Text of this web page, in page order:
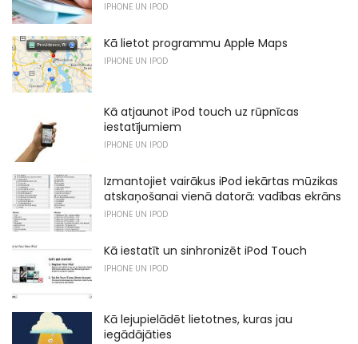
IPHONE UN IPOD
Kā lietot programmu Apple Maps
IPHONE UN IPOD
Kā atjaunot iPod touch uz rūpnīcas
iestatījumiem
IPHONE UN IPOD
Izmantojiet vairākus iPod iekārtas mūzikas
atskaņošanai vienā datorā: vadības ekrāns
IPHONE UN IPOD
Kā iestatīt un sinhronizēt iPod Touch
IPHONE UN IPOD
Kā lejupielādēt lietotnes, kuras jau
iegādājāties